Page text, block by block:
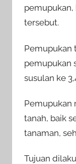
tersebut.
Pemupukan
pemupukan
susulan ke
Pemupukan
tanah, baik
tanaman,
Tujuan